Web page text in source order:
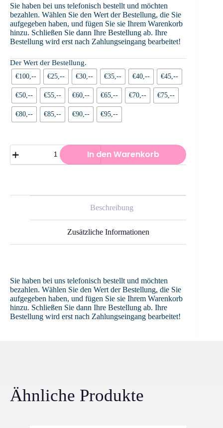
Sie haben bei uns telefonisch bestellt und möchten
bezahlen. Wählen Sie den Wert der Bestellung, die Sie
aufgegeben haben, und fügen Sie sie Ihrem Warenkorb
hinzu. Schließen Sie dann Ihre Bestellung ab. Ihre
Bestellung wird erst nach Zahlungseingang bearbeitet!
Der Wert der Bestellung.
€100,-- €25,-- €30,-- €35,-- €40,-- €45,--
€50,-- €55,-- €60,-- €65,-- €70,-- €75,--
€80,-- €85,-- €90,-- €95,--
telefonische
Bestellung
In den Warenkorb
Beschreibung
Zusätzliche Informationen
Sie haben bei uns telefonisch bestellt und möchten
bezahlen. Wählen Sie den Wert der Bestellung, die Sie
aufgegeben haben, und fügen Sie sie Ihrem Warenkorb
hinzu. Schließen Sie dann Ihre Bestellung ab. Ihre
Bestellung wird erst nach Zahlungseingang bearbeitet!
Ähnliche Produkte